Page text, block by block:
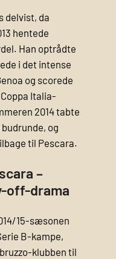
delvist, da
hentede
Han optrådte
i det intense
og scorede
Italia-
2014 tabte
og
til Pescara.
–
off-drama
15-sæsonen
B-kampe,
klubben til